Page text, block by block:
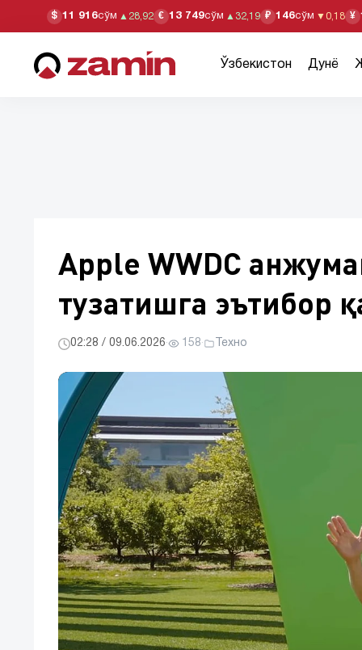
$ 11 916сўм ▲ 28,92 € 13 749сўм ▲ 32,19 ₽ 146сўм ▼ 0,18 ¥
Ўзбекистон Дунё
Apple WWDC
тузатишга эътибор
02:28 / 09.06.2026· 158· Техно